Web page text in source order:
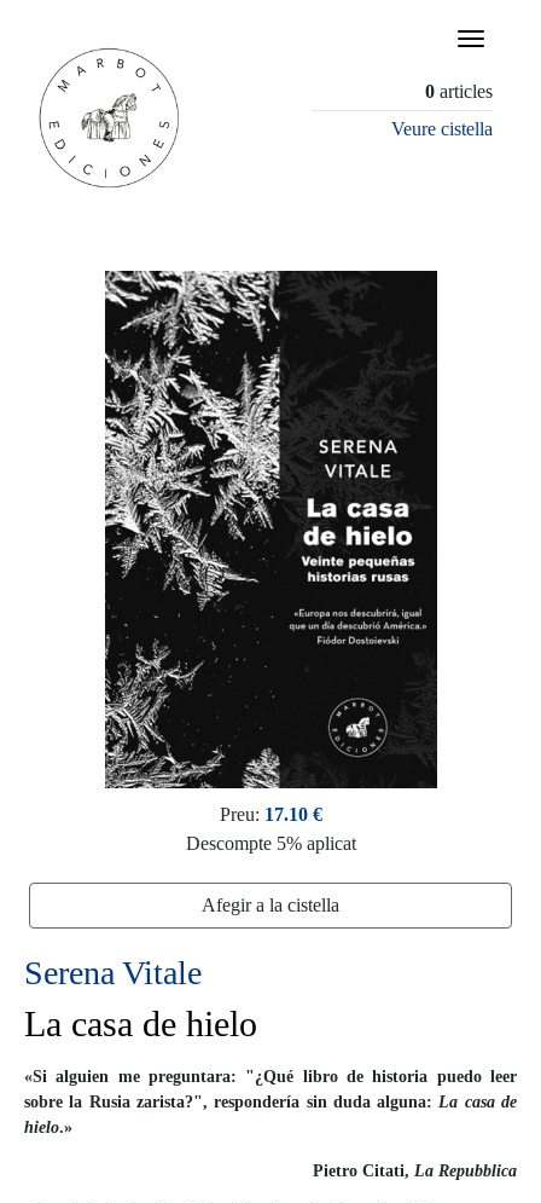
×
0 articles
Veure cistella
Preu: 17.10 €
Descompte 5% aplicat
Afegir a la cistella
Serena Vitale
La casa de hielo
«Si alguien me preguntara: "¿Qué libro de historia puedo leer
sobre la Rusia zarista?", respondería sin duda alguna:La casa de
hielo.»
Pietro Citati, La Repubblica